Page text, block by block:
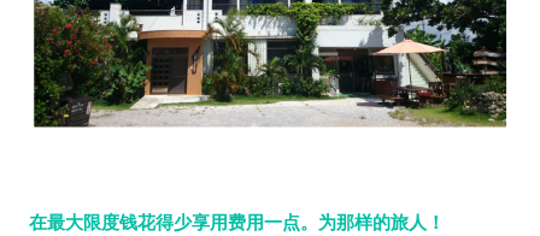
在最大限度钱花得少享用费用一点。为那样的旅人！